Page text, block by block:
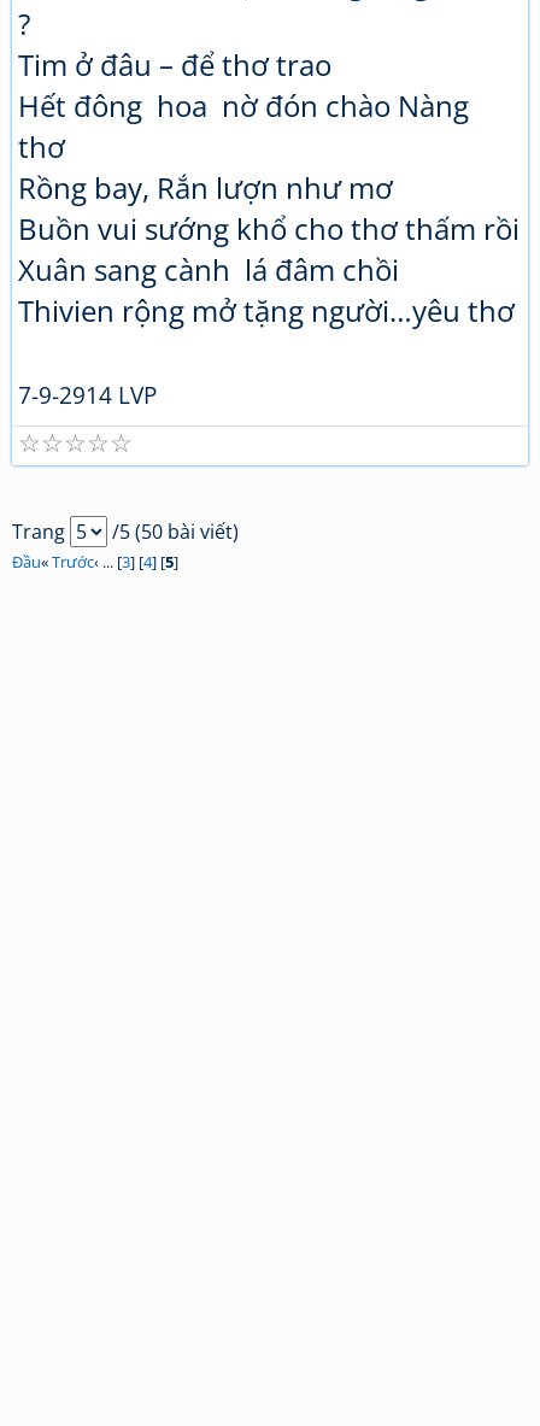
?
Tim ở đâu – để thơ trao
Hết đông hoa nờ đón chào Nàng
thơ
Rồng bay, Rắn lượn như mơ
Buồn vui sướng khổ cho thơ thấm rồi
Xuân sang cành lá đâm chồi
Thivien rộng mở tặng người…yêu thơ
7-9-2914 LVP
☆
☆
☆
☆
☆
Trang /5 (50 bài viết)
Đầu«Trước‹ ... [3] [4] [5]